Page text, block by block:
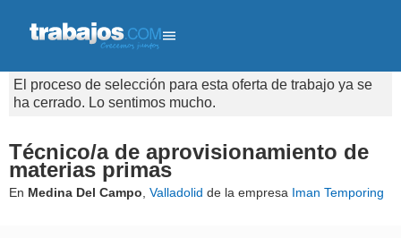
El proceso de selección para esta oferta de trabajo ya se
ha cerrado. Lo sentimos mucho.
Técnico/a de aprovisionamiento de
materias primas
En Medina Del Campo Valladolid de la empresa Iman Temporing